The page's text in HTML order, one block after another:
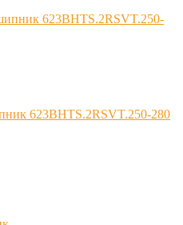
623BHTS.2RSVT.250-280